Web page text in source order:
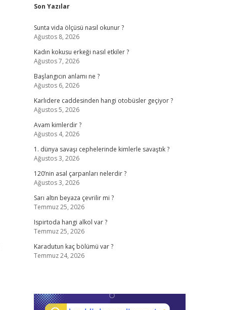
Sidebar
Son Yazılar
Sunta vida ölçüsü nasıl okunur ?
Ağustos 8, 2026
Kadın kokusu erkeği nasıl etkiler ?
Ağustos 7, 2026
Başlangıcın anlamı ne ?
Ağustos 6, 2026
Karlıdere caddesinden hangi otobüsler geçiyor ?
Ağustos 5, 2026
Avam kimlerdir ?
Ağustos 4, 2026
1. dünya savaşı cephelerinde kimlerle savaştık ?
Ağustos 3, 2026
120’nin asal çarpanları nelerdir ?
Ağustos 3, 2026
Sarı altın beyaza çevrilir mi ?
Temmuz 25, 2026
Ispirtoda hangi alkol var ?
Temmuz 25, 2026
Karadutun kaç bölümü var ?
Temmuz 24, 2026
betexper giriş